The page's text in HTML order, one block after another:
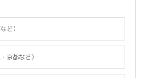
ど）
京都など）